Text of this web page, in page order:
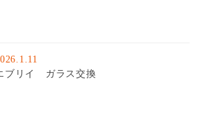
ブリイ ガラス交換